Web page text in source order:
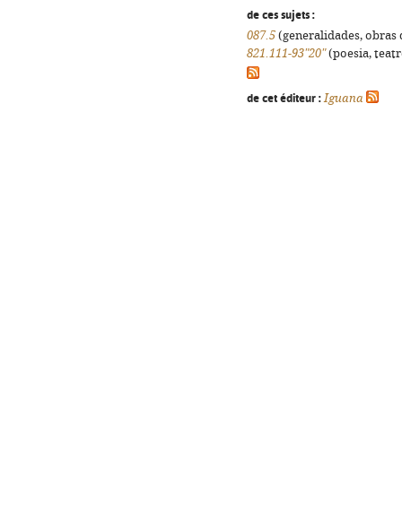
de ces sujets :
087.5 (generalidades,
821.111-93"20"(poesia,
de cet éditeur : Iguana